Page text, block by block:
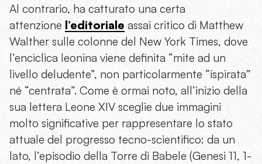
Al contrario, ha catturato una certa
attenzione l’editoriale assai critico di Matthew
Walther sulle colonne del New York Times, dove
l’enciclica leonina viene definita “mite ad un
livello deludente”, non particolarmente “ispirata”
né “centrata”. Come è ormai noto, all’inizio della
sua lettera Leone XIV sceglie due immagini
molto significative per rappresentare lo stato
attuale del progresso tecno-scientifico: da un
lato, l’episodio della Torre di Babele (Genesi 11, 1-